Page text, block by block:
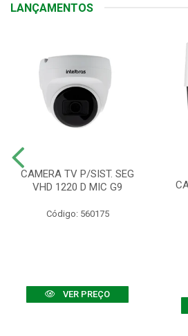
LANÇAMENTOS
CAMERA TV P/SIST. SEG
VHD 1220 D MIC G9
Código: 560175
VER PREÇO